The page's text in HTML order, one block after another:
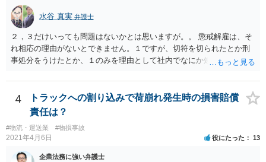
ている財産（２０万円以上の価値があるもの）は，原則として保持で
きない。 【③の回答】 ３０万円～６０万円程度かと思います。 弁護
士費用は分割で支払うことができる場合も多いので，弁護士と相談し
て支払いのスケジュールを決めます。 なお，ご依頼後は借金を返済す
る必要はなくなるため，借金の返済に充てていた分を弁護士費用に充
身で進めることは相当難しく，リスクも伴います。 滞納が続くと訴訟
を起こされることもあり得るため，お早めに弁護士にご依頼されるこ
とをお勧めします。
水谷 真実 弁護士
２，３だけいっても問題はないかとは思いますが。。 懲戒解雇は、そ
れ相応の理由がないとできません。１ですが、切符を切られたとか刑
事処分をうけたとか、１のみを理由として社内でなにか処分をうけた
できず、すみません。。）。
4
トラックへの割り込みで荷崩れ発生時の損害賠償
責任は？
#物流・運送業 #物損事故
2021年4月6日 役にたった 13
企業法務に強い弁護士